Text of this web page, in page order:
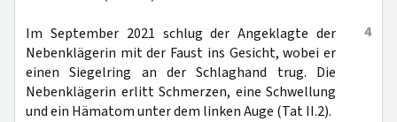
4
Im September 2021 schlug der Angeklagte der
Nebenklägerin mit der Faust ins Gesicht, wobei er
einen Siegelring an der Schlaghand trug. Die
Nebenklägerin erlitt Schmerzen, eine Schwellung
und ein Hämatom unter dem linken Auge (Tat II.2).